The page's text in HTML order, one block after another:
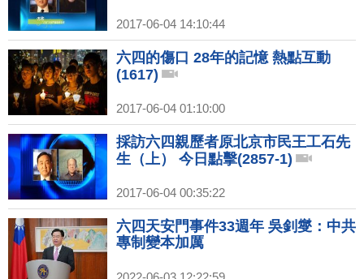
2017-06-04 14:10:44
六四的傷口 28年的記憶 熱點互動
(1617)
2017-06-04 01:10:00
採訪六四親歷者原北京市民王工石先
生（上） 今日點擊(2857-1)
2017-06-04 00:35:22
六四天安門事件33週年 吳釗燮：中共
專制變本加厲